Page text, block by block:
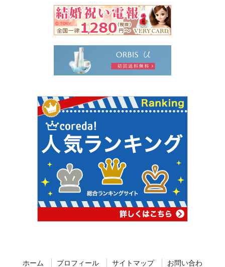
ホーム プロフィール サイトマップ お問い合わ